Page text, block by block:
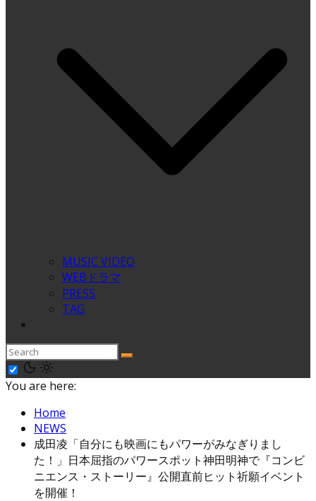
MUSIC VIDEO
WEBドラマ
PRESS
TAG
You are here:
Home
NEWS
成田凌「自分にも映画にもパワーがみなぎりまし
た！」日本屈指のパワースポット神田明神で『コンビ
ニエンス・ストーリー』公開直前ヒット祈願イベント
を開催！